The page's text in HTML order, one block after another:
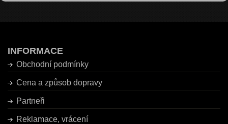
INFORMACE
Obchodní podmínky
Cena a způsob dopravy
Partneři
Reklamace, vrácení